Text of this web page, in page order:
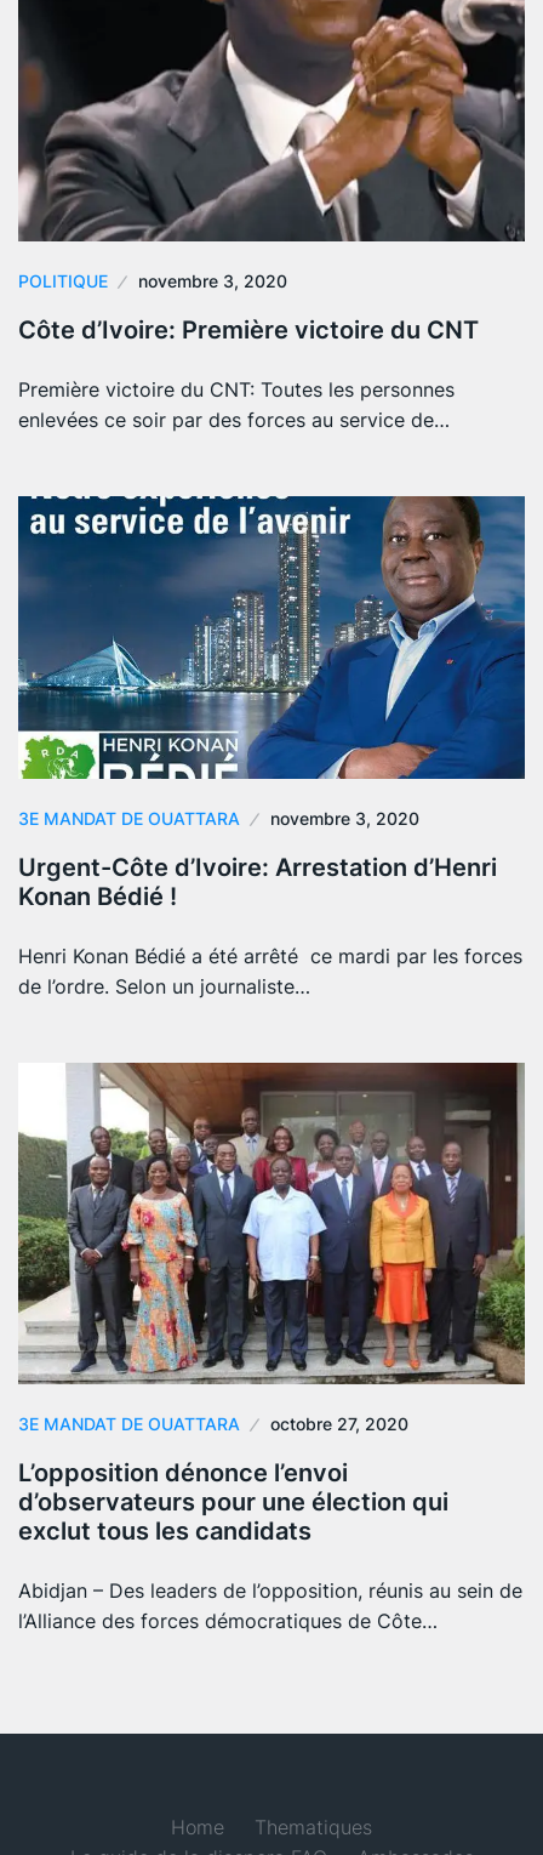
POLITIQUE novembre 3, 2020
Côte d’Ivoire: Première victoire du CNT
Première victoire du CNT: Toutes les personnes
enlevées ce soir par des forces au service de…
3E MANDAT DE OUATTARA novembre 3, 2020
Urgent-Côte d’Ivoire: Arrestation d’Henri
Konan Bédié !
Henri Konan Bédié a été arrêté ce mardi par les forces
de l’ordre. Selon un journaliste…
3E MANDAT DE OUATTARA octobre 27, 2020
L’opposition dénonce l’envoi
d’observateurs pour une élection qui
exclut tous les candidats
Abidjan – Des leaders de l’opposition, réunis au sein de
l’Alliance des forces démocratiques de Côte…
Home
Thematiques